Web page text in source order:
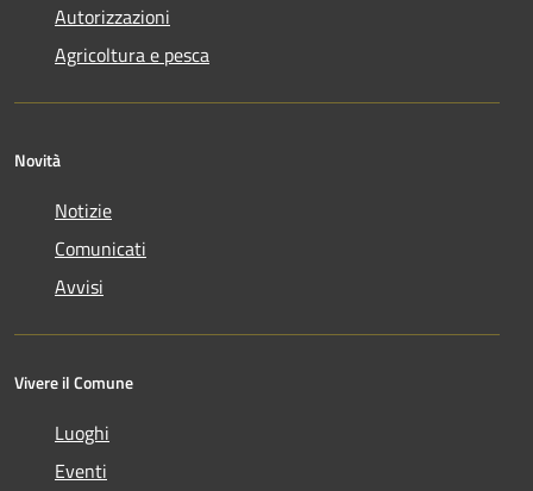
Autorizzazioni
Agricoltura e pesca
Novità
Notizie
Comunicati
Avvisi
Vivere il Comune
Luoghi
Eventi